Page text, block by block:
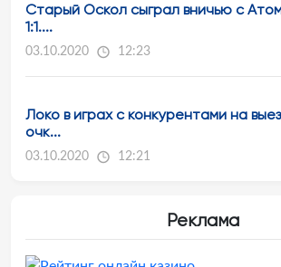
Старый Оскол сыграл вничью с
1:1....
03.10.2020 12:23
Локо в играх с конкурентами на
очк...
03.10.2020 12:21
Реклама